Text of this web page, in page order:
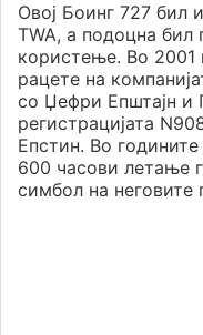
Овој Боинг 727 бил
TWA, а подоцна бил
користење. Во 2001
рацете на
со Џефри Епштајн и
регистрацијата
Епстин. Во
600 часови летање
симбол на неговите